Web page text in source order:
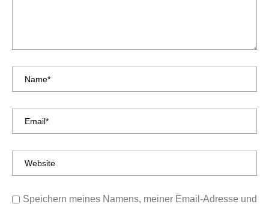
Speichern meines Namens, meiner Email-Adresse und